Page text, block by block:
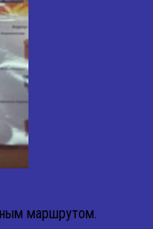
маршрутом.